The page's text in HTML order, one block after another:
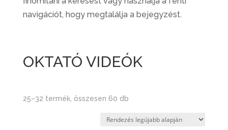
navigációt, hogy megtalálja a bejegyzést.
OKTATÓ VIDEÓK
25–32 termék, összesen 60 dbSorted
latest